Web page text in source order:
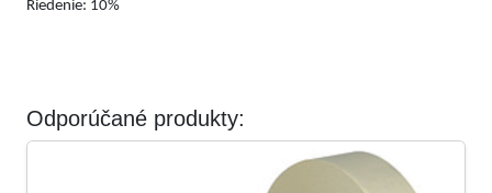
Riedenie: 10%
Odporúčané produkty: